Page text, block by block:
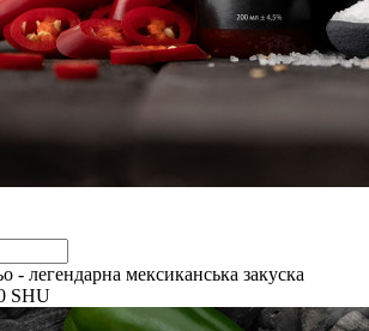
- легендарна мексиканська закуска
SHU